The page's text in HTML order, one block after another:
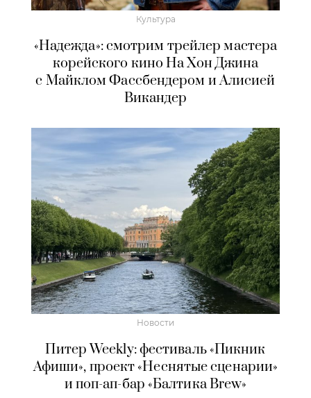
Культура
«Надежда»: смотрим трейлер мастера
корейского кино На Хон Джина
с Майклом Фассбендером и Алисией
Викандер
Новости
Питер Weekly: фестиваль «Пикник
Афиши», проект «Неснятые сценарии»
и поп-ап-бар «Балтика Brew»